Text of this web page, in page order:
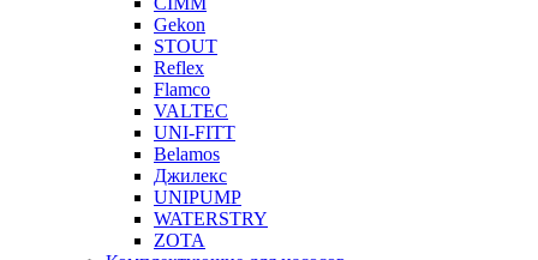
Gekon
STOUT
Reflex
Flamco
VALTEC
UNI-FITT
Belamos
Джилекс
UNIPUMP
WATERSTRY
ZOTA